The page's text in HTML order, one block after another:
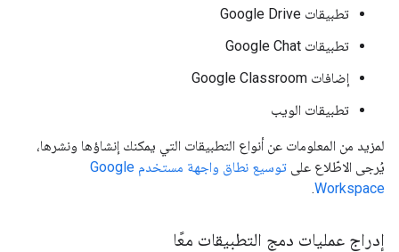
تطبيقات Google Drive
تطبيقات Google Chat
إضافات Google Classroom
تطبيقات الويب
لمزيد من المعلومات عن أنواع التطبيقات التي يمكنك إنشاؤها ونشرها،
يُرجى الاطّلاع على
توسيع نطاق واجهة مستخدم Google
Workspace
.
إدراج عمليات دمج التطبيقات معًا